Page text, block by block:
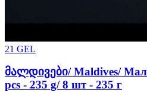
21 GEL
მალდივები/ Maldives/
pcs - 235 g/ 8 шт - 235 г